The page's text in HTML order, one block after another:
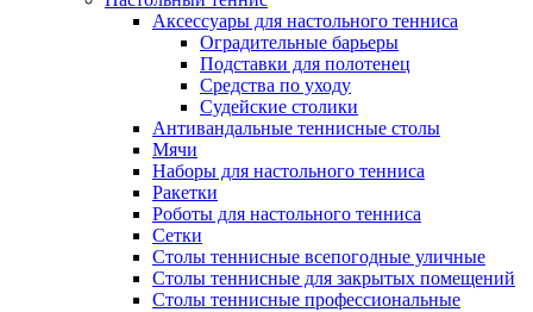
Аксессуары для настольного тенниса
Оградительные барьеры
Подставки для полотенец
Средства по уходу
Судейские столики
Антивандальные теннисные столы
Мячи
Наборы для настольного тенниса
Ракетки
Роботы для настольного тенниса
Сетки
Столы теннисные всепогодные уличные
Столы теннисные для закрытых помещений
Столы теннисные профессиональные